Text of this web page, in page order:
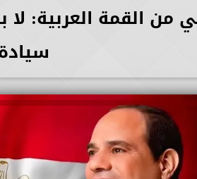
من القمة العربية: لا